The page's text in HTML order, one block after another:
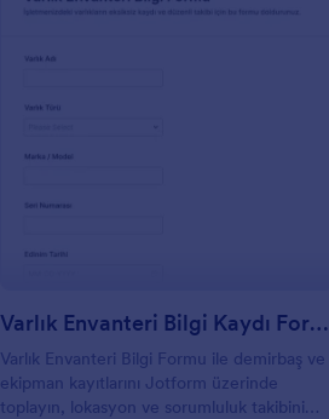
Varlık Envanteri Bilgi Kaydı Formu
Varlık Envanteri Bilgi Formu ile demirbaş ve
ekipman kayıtlarını Jotform üzerinde
toplayın, lokasyon ve sorumluluk takibini